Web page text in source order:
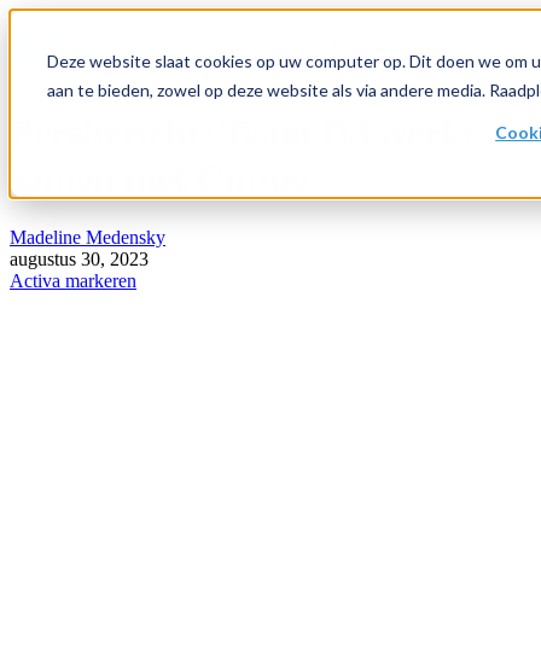
Deze website slaat cookies op uw computer op. Dit doen we
aan te bieden, zowel op deze website als via andere media.
samen met Cintoo
Madeline Medensky
augustus 30, 2023
Activa markeren